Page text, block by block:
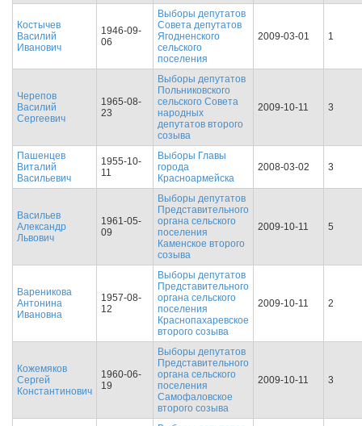
Костычев
Василий
Иванович
1946-09-
06
Выборы депутатов
Совета депутатов
Ягодненского
сельского
поселения
2009-03-01 1
Черепов
Василий
Сергеевич
1965-08-
23
Выборы депутатов
Польниковского
сельского Совета
народных
депутатов второго
созыва
2009-10-11 3
Пашенцев
Виталий
Васильевич
1955-10-
11
Выборы Главы
города
Красноармейска
2008-03-02 3
Васильев
Александр
Львович
1961-05-
09
Выборы депутатов
Представительного
органа сельского
поселения
Каменское второго
созыва
2009-10-11 5
Вареникова
Антонина
Ивановна
1957-08-
12
Выборы депутатов
Представительного
органа сельского
поселения
Краснопахаревское
второго созыва
2009-10-11 2
Кожемяков
Сергей
Константинович
1960-06-
19
Выборы депутатов
Представительного
органа сельского
поселения
Самофаловское
второго созыва
2009-10-11 3